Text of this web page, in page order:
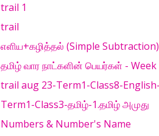
trail 1
trail
எளிய+கழித்தல் (Simple Subtraction)
தமிழ் வார நாட்களின் பெயர்கள் - Week
trail aug 23-Term1-Class8-
Term1-Class3-தமிழ்-1.தமிழ் அமுது
Numbers & Number's Name